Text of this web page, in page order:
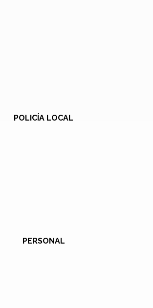
POLICÍA LOCAL
PERSONAL